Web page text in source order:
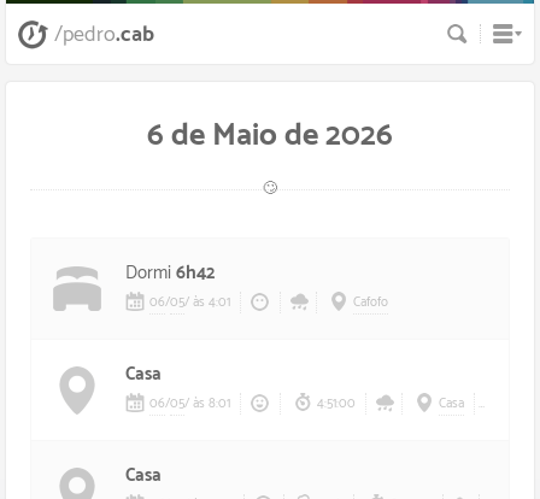
/pedro.cab Busca
6 de Maio de 2026
🙄
Dormi6h42
06/05/ às 4:01 Cafofo
Casa
06/05/às 8:01 4:51:00 Casa
Casa